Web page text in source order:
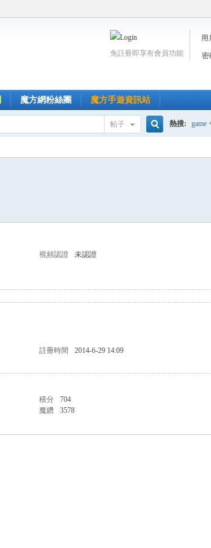
用
密
免註冊即享有會員功能
魔方網粉絲團 魔方手遊資訊站
帖子 熱搜: game
視頻認證 未認證
註冊時間 2014-6-29 14:09
積分 704
魔鑽 3578